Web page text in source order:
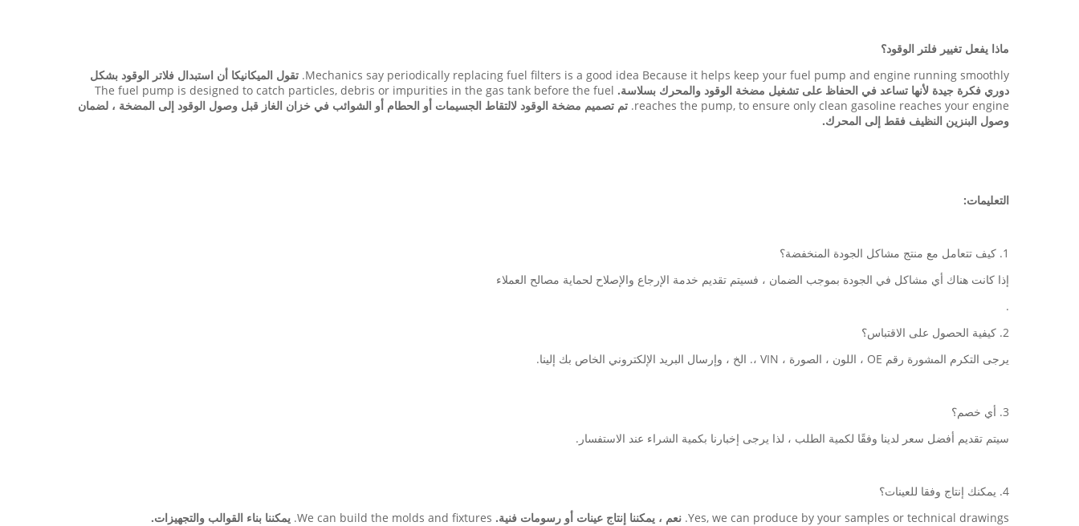
ماذا يفعل تغيير فلتر الوقود؟
Mechanics say periodically replacing fuel filters is a good idea Because it helps keep your fuel pump and engine running smoothly. تقول الميكانيكا أن استبدال فلاتر الوقود بشكل
دوري فكرة جيدة لأنها تساعد في الحفاظ على تشغيل مضخة الوقود والمحرك بسلاسة. The fuel pump is designed to catch particles, debris or impurities in the gas tank before the fuel
reaches the pump, to ensure only clean gasoline reaches your engine. تم تصميم مضخة الوقود لالتقاط الجسيمات أو الحطام أو الشوائب في خزان الغاز قبل وصول الوقود إلى المضخة ، لضمان
وصول البنزين النظيف فقط إلى المحرك.
التعليمات:
1. كيف تتعامل مع منتج مشاكل الجودة المنخفضة؟
إذا كانت هناك أي مشاكل في الجودة بموجب الضمان ، فسيتم تقديم خدمة الإرجاع والإصلاح لحماية مصالح العملاء
.
2. كيفية الحصول على الاقتباس؟
يرجى التكرم المشورة رقم OE ، اللون ، الصورة ، VIN ،. الخ ، وإرسال البريد الإلكتروني الخاص بك إلينا.
3. أي خصم؟
سيتم تقديم أفضل سعر لدينا وفقًا لكمية الطلب ، لذا يرجى إخبارنا بكمية الشراء عند الاستفسار.
4. يمكنك إنتاج وفقا للعينات؟
Yes, we can produce by your samples or technical drawings. نعم ، يمكننا إنتاج عينات أو رسومات فنية. We can build the molds and fixtures. يمكننا بناء القوالب والتجهيزات.